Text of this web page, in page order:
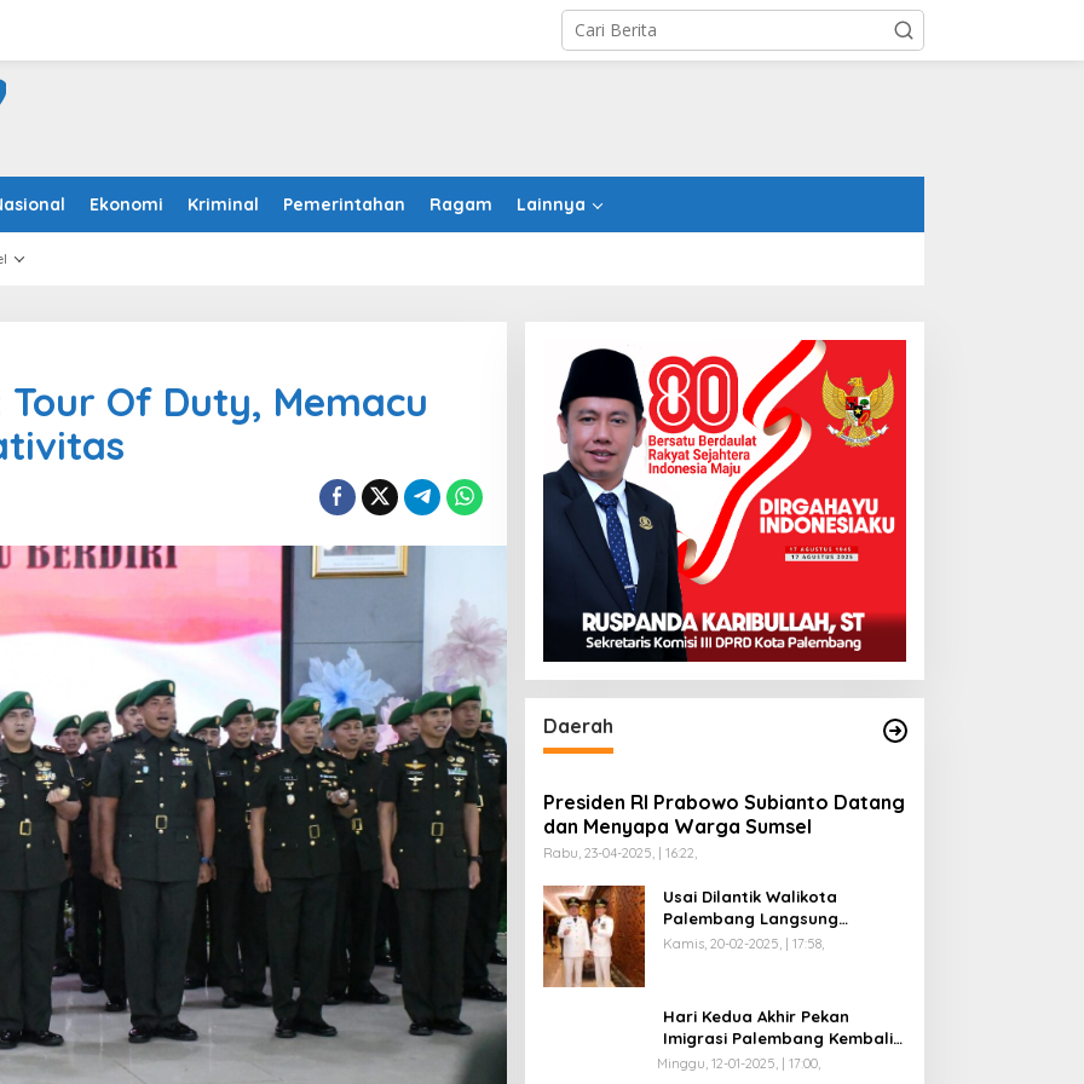
Ekonomi Kriminal Pemerintahan Ragam Lainnya
Of Duty, Memacu
Daerah
Presiden RI Prabowo Subianto Datang
dan Menyapa Warga Sumsel
Rabu, 23-04-2025, | 16:22,
Usai Dilantik Walikota
Palembang Langsung
Mengikuti Retreat di
Kamis, 20-02-2025, | 17:58,
Hari Kedua Akhir Pekan
Imigrasi Palembang Kembali
Dilayani
Minggu, 12-01-2025, | 17:00,